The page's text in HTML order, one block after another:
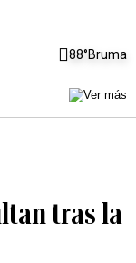
88°Bruma
tras la